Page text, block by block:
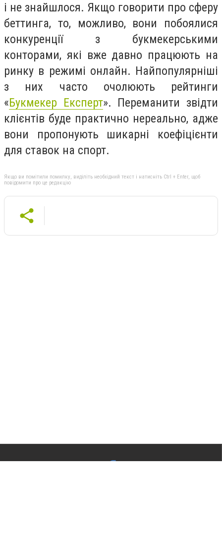
і не знайшлося. Якщо говорити про сферу
беттинга, то, можливо, вони побоялися
конкуренції з букмекерськими
конторами, які вже давно працюють на
ринку в режимі онлайн. Найпопулярніші
з них часто очолюють рейтинги
«Букмекер Експерт». Переманити звідти
клієнтів буде практично нереально, адже
вони пропонують шикарні коефіцієнти
для ставок на спорт.
Якщо ви помітили помилку, виділіть необхідний текст і натисніть Ctrl + Enter, щоб
повідомити про це редакцію